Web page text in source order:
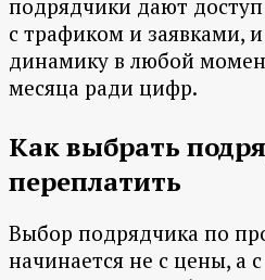
подрядчики дают
с трафиком и заявками,
динамику в любой
месяца ради цифр.
Как выбрать
переплатить
Выбор подрядчика по
начинается не с цены, а